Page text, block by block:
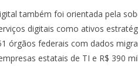
também foi orientada pela
digitais como ativos
órgãos federais com dados
estatais de TI e R$ 390